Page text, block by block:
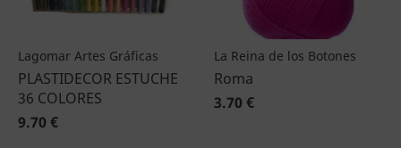
Lagomar Artes Gráficas
PLASTIDECOR ESTUCHE
36 COLORES
9.70 €
La Reina de los Botones
Roma
3.70 €